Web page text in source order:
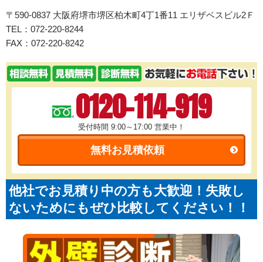
〒590-0837 大阪府堺市堺区柏木町4丁1番11 エリザベスビル2Ｆ
TEL：072-220-8244
FAX：072-220-8242
0120-114-919
受付時間 9:00～17:00 営業中！
無料お見積依頼
他社でお見積り中の方も大歓迎！失敗し
ないためにもぜひ比較してください！！